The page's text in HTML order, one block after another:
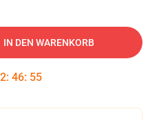
IN DEN WARENKORB
: 46: 54